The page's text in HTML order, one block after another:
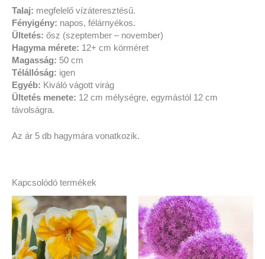
Talaj: megfelelő vízáteresztésű.
Fényigény: napos, félárnyékos.
Ültetés: ősz (szeptember – november)
Hagyma mérete: 12+ cm körméret
Magasság: 50 cm
Télállóság: igen
Egyéb: Kiváló vágott virág
Ültetés menete: 12 cm mélységre, egymástól 12 cm
távolságra.
Az ár 5 db hagymára vonatkozik.
Kapcsolódó termékek